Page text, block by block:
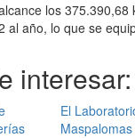
los
al año, lo que se
interesar:
El